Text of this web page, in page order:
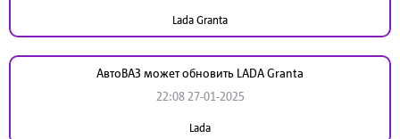
Lada Granta
АвтоВАЗ может обновить LADA Granta
22:08 27-01-2025
Lada